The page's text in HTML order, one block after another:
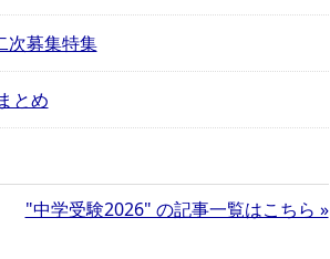
次募集特集
とめ
"中学受験2026" の記事一覧はこちら »